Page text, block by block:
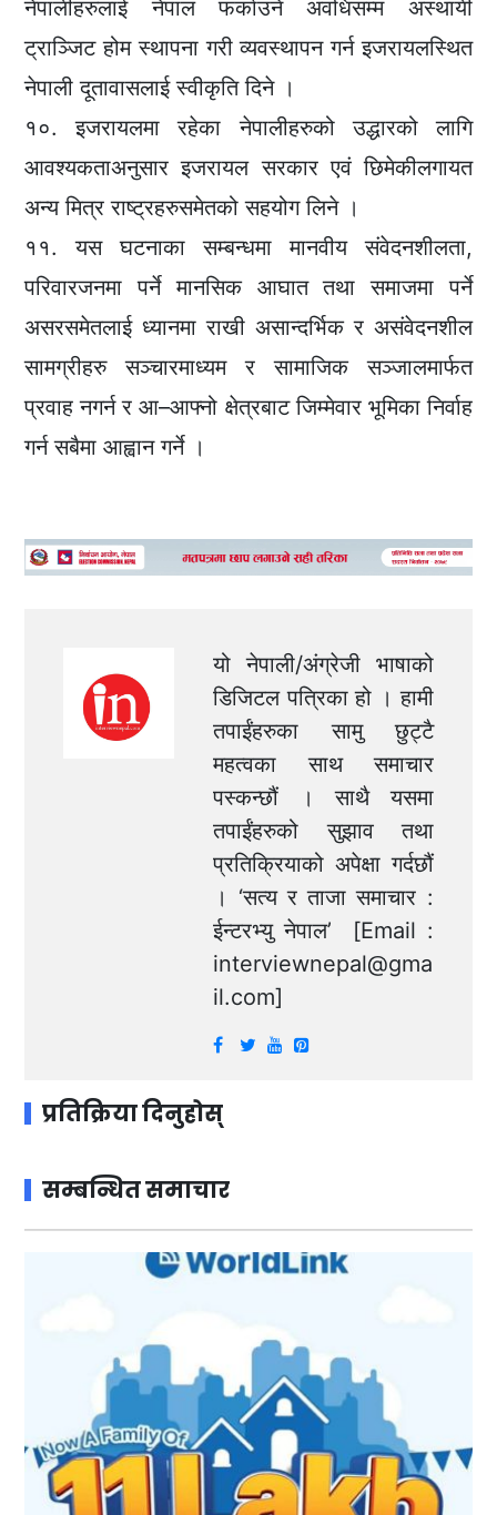
नेपालीहरुलाई नेपाल फर्काउने अवधिसम्म अस्थायी
ट्राञ्जिट होम स्थापना गरी व्यवस्थापन गर्न इजरायलस्थित
नेपाली दूतावासलाई स्वीकृति दिने ।
१०. इजरायलमा रहेका नेपालीहरुको उद्धारको लागि
आवश्यकताअनुसार इजरायल सरकार एवं छिमेकीलगायत
अन्य मित्र राष्ट्रहरुसमेतको सहयोग लिने ।
११. यस घटनाका सम्बन्धमा मानवीय संवेदनशीलता,
परिवारजनमा पर्ने मानसिक आघात तथा समाजमा पर्ने
असरसमेतलाई ध्यानमा राखी असान्दर्भिक र असंवेदनशील
सामग्रीहरु सञ्चारमाध्यम र सामाजिक सञ्जालमार्फत
प्रवाह नगर्न र आ–आफ्नो क्षेत्रबाट जिम्मेवार भूमिका निर्वाह
गर्न सबैमा आह्वान गर्ने ।
यो नेपाली/अंग्रेजी भाषाको
डिजिटल पत्रिका हो । हामी
तपाईंहरुका सामु छुट्टै
महत्वका साथ समाचार
पस्कन्छौं । साथै यसमा
तपाईंहरुको सुझाव तथा
प्रतिक्रियाको अपेक्षा गर्दछौं
। ‘सत्य र ताजा समाचार :
ईन्टरभ्यु नेपाल’ [Email :
interviewnepal@gma
il.com]
प्रतिक्रिया दिनुहोस्
सम्बन्धित समाचार